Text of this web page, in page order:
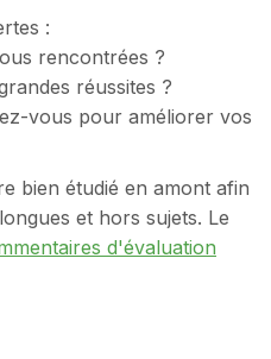
:
rencontrées ?
réussites ?
vous pour améliorer vos
bien étudié en amont afin
et hors sujets. Le
d'évaluation